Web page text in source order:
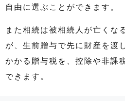
自由に選ぶことができます。
また相続は被相続人が亡くな
が、生前贈与で先に財産を渡
かかる贈与税を、控除や非課
できます。